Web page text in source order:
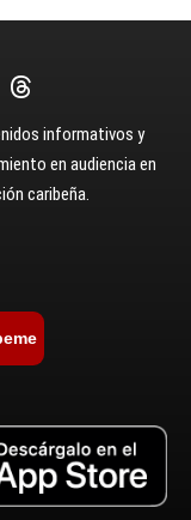
informativos y
en audiencia en
caribeña.